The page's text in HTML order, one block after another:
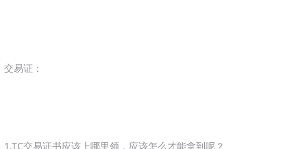
交易证：
1.TC交易证书应该上哪里领，应该怎么才能拿到呢？